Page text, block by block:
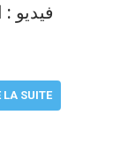
فيديو :
LA SUITE